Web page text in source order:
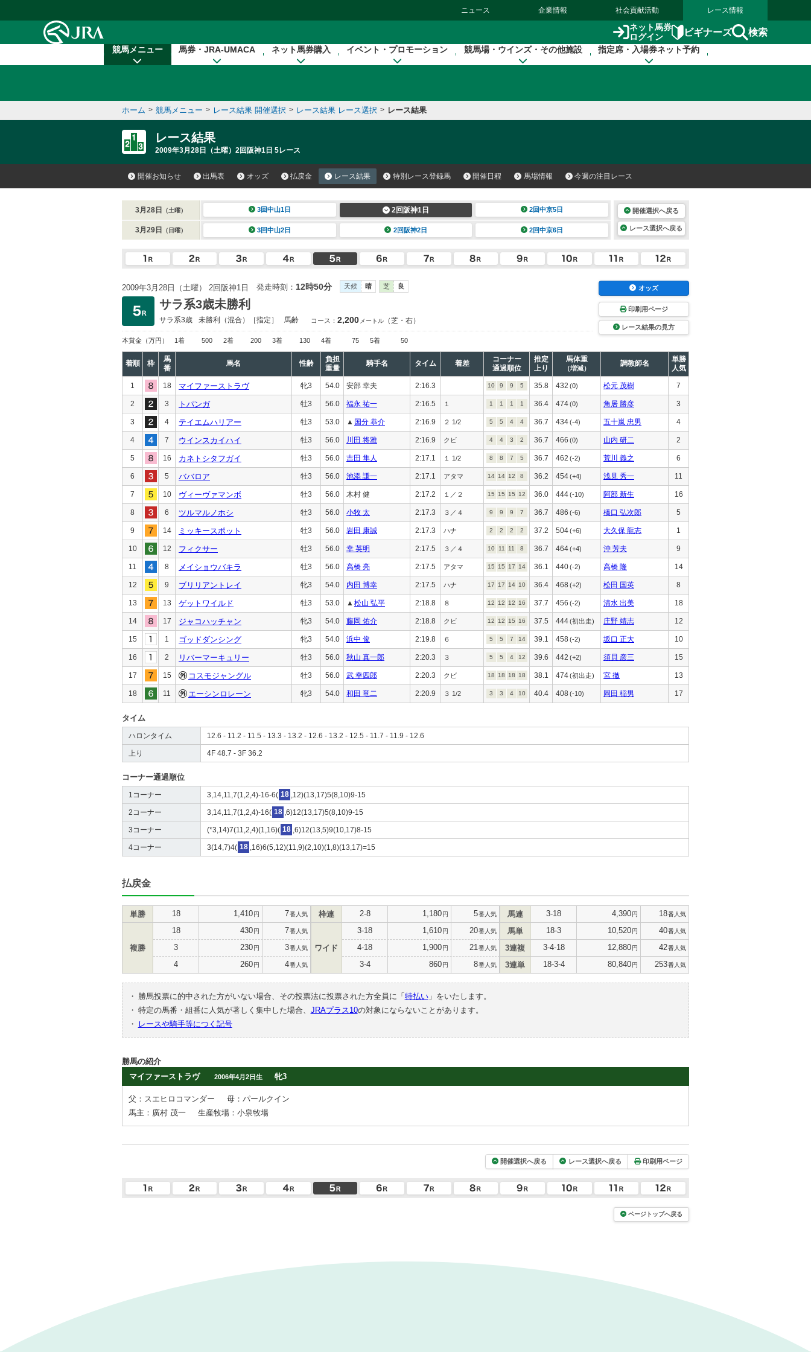
ニュース 企業情報 社会貢献活動 レース情報
ネット馬券
ログイン
ビギナーズ 検索
競馬メニュー 馬券・JRA-UMACA ネット馬券購入 イベント・プロモーション 競馬場・ウインズ・その他施設 指定席・入場券ネット予約
ホーム > 競馬メニュー > レース結果 開催選択 > レース結果 レース選択 > レース結果
レース結果
2009年3月28日（土曜）2回阪神1日 5レース
開催お知らせ 出馬表 オッズ 払戻金 レース結果 特別レース登録馬 開催日程 馬場情報 今週の注目レース
3月28日 （土曜） 3回中山1日 2回阪神1日 2回中京5日
3月29日 （日曜） 3回中山2日 2回阪神2日 2回中京6日
開催選択へ戻る
レース選択へ戻る
2009年3月28日（土曜） 2回阪神1日 発走時刻： 12時50分 天候 晴 芝 良
サラ系3歳未勝利
サラ系3歳 未勝利 （混合）［指定］ 馬齢 コース： 2,200 メートル （芝・右）
本賞金 （万円） 1着 500 2着 200 3着 130 4着 75 5着 50
オッズ
印刷用ページ
レース結果の見方
着順 枠
馬
番
馬名 性齢
負担
重量
騎手名 タイム 着差
コーナー
通過順位
推定
上り
馬体重
（増減）
調教師名
単勝
人気
1 18 マイファーストラヴ 牝3 54.0 安部 幸夫 2:16.3 10 9 9 5 35.8 432 (0) 松元 茂樹 7
2 3 トパンガ 牡3 56.0 福永 祐一 2:16.5 １ 1 1 1 1 36.4 474(0) 角居 勝彦 3
3 4 テイエムハリアー 牡3 53.0 ▲ 国分 恭介 2:16.9 ２ 1/2 5 5 4 4 36.7 434(-4) 五十嵐 忠男 4
4 7 ウインスカイハイ 牡3 56.0 川田 将雅 2:16.9 クビ 4 4 3 2 36.7 466 (0) 山内 研二 2
5 16 カネトシタフガイ 牡3 56.0 吉田 隼人 2:17.1 １ 1/2 8 8 7 5 36.7 462 (-2) 荒川 義之 6
6 5 ババロア 牡3 56.0 池添 謙一 2:17.1 アタマ 14 14 12 8 36.2 454(+4) 浅見 秀一 11
7 10 ヴィーヴァマンボ 牡3 56.0 木村 健 2:17.2 １／２ 15 15 15 12 36.0 444(-10) 阿部 新生 16
8 6 ツルマルノホシ 牡3 56.0 小牧 太 2:17.3 ３／４ 9 9 9 7 36.7 486 (-6) 橋口 弘次郎 5
9 14 ミッキースポット 牡3 56.0 岩田 康誠 2:17.3 ハナ 2 2 2 2 37.2 504(+6) 大久保 龍志 1
10 12 フィクサー 牡3 56.0 幸 英明 2:17.5 ３／４ 10 11 11 8 36.7 464(+4) 沖 芳夫 9
11 8 メイショウバキラ 牡3 56.0 高橋 亮 2:17.5 アタマ 15 15 17 14 36.1 440(-2) 高橋 隆 14
12 9 ブリリアントレイ 牝3 54.0 内田 博幸 2:17.5 ハナ 17 17 14 10 36.4 468 (+2) 松田 国英 8
13 13 ゲットワイルド 牡3 53.0 ▲ 松山 弘平 2:18.8 ８ 12 12 12 16 37.7 456 (-2) 清水 出美 18
14 17 ジャコハッチャン 牝3 54.0 藤岡 佑介 2:18.8 クビ 12 12 15 16 37.5 444(初出走) 庄野 靖志 12
15 1 ゴッドダンシング 牝3 54.0 浜中 俊 2:19.8 ６ 5 5 7 14 39.1 458(-2) 坂口 正大 10
16 2 リバーマーキュリー 牡3 56.0 秋山 真一郎 2:20.3 ３ 5 5 4 12 39.6 442 (+2) 須貝 彦三 15
17 15 コスモジャングル 牡3 56.0 武 幸四郎 2:20.3 クビ 18 18 18 18 38.1 474(初出走) 宮 徹 13
18 11 エーシンロレーン 牝3 54.0 和田 竜二 2:20.9 ３ 1/2 3 3 4 10 40.4 408 (-10) 岡田 稲男 17
タイム
ハロンタイム 12.6 - 11.2 - 11.5 - 13.3 - 13.2 - 12.6 - 13.2 - 12.5 - 11.7 - 11.9 - 12.6
上り 4F 48.7 - 3F 36.2
コーナー通過順位
1コーナー 3,14,11,7(1,2,4)-16-6( 18 ,12)(13,17)5(8,10)9-15
2コーナー 3,14,11,7(1,2,4)-16( 18 ,6)12(13,17)5(8,10)9-15
3コーナー (*3,14)7(11,2,4)(1,16)( 18 ,6)12(13,5)9(10,17)8-15
4コーナー 3(14,7)4( 18 ,16)6(5,12)(11,9)(2,10)(1,8)(13,17)=15
払戻金
単勝 18 1,410円 7番人気
複勝
18 430円 7番人気
3 230円 3番人気
4 260円 4番人気
枠連 2-8 1,180円 5番人気
ワイド
3-18 1,610円 20番人気
4-18 1,900円 21 番人気
3-4 860円 8番人気
馬連 3-18 4,390円 18番人気
馬単 18-3 10,520円 40番人気
3連複 3-4-18 12,880円 42番人気
3連単 18-3-4 80,840円 253番人気
・ 勝馬投票に的中された方がいない場合、その投票法に投票された方全員に「 特払い」をいたします。
・ 特定の馬番・組番に人気が著しく集中した場合、 JRAプラス10の対象にならないことがあります。
・
レースや騎手等につく記号
勝馬の紹介
マイファーストラヴ
2006年4月2日生 牝3
父：スエヒロコマンダー
母：パールクイン
馬主：廣村 茂一
生産牧場：小泉牧場
開催選択へ戻る レース選択へ戻る 印刷用ページ
ページトップへ戻る